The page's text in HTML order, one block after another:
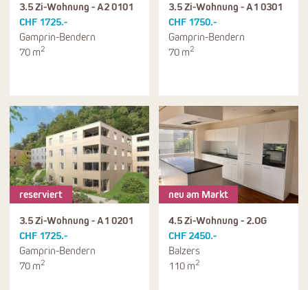
3.5 Zi-Wohnung - A2 0101
CHF 1725.-
Gamprin-Bendern
70 m2
3.5 Zi-Wohnung - A1 0301
CHF 1750.-
Gamprin-Bendern
70 m2
reserviert
3.5 Zi-Wohnung - A1 0201
CHF 1725.-
Gamprin-Bendern
70 m2
neu am Markt
4.5 Zi-Wohnung - 2.OG
CHF 2450.-
Balzers
110 m2